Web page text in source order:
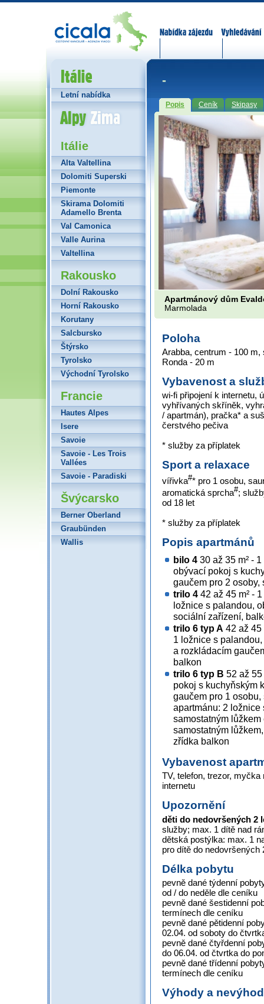
-
Popis Ceník Skipasy
Apartmánový dům
Marmolada
Poloha
Arabba, centrum - 100 m,
Ronda - 20 m
Vybavenost a
wi-fi připojení k internetu,
vyhřívaných skříněk,
/ apartmán), pračka* a
čerstvého pečiva
* služby za příplatek
Sport a relaxace
vířivka#* pro 1 osobu,
aromatická sprcha#;
od 18 let
* služby za příplatek
Popis apartmánů
bilo 4 30 až 35 m² -
obývací pokoj s
gaučem pro 2
trilo 4 42 až 45 m² -
ložnice s palandou,
sociální zařízení,
trilo 6 typ A 42 až 45
1 ložnice s
a rozkládacím
balkon
trilo 6 typ B 52 až
pokoj s kuchyňským
gaučem pro 1
apartmánu: 2
samostatným
samostatným
zřídka balkon
Vybavenost
TV, telefon, trezor,
internetu
Upozornění
děti do nedovršených 2
služby; max. 1 dítě nad
dětská postýlka: max. 1
pro dítě do nedovršených
Délka pobytu
pevně dané týdenní
od / do neděle dle ceníku
pevně dané šestidenní
termínech dle ceníku
pevně dané pětidenní
02.04. od soboty do
pevně dané čtyřdenní
do 06.04. od čtvrtka do
pevně dané třídenní
termínech dle ceníku
Výhody a
Itálie
Letní nabídka
Alpy Zima
Itálie
Alta Valtellina
Dolomiti Superski
Piemonte
Skirama Dolomiti
Adamello Brenta
Val Camonica
Valle Aurina
Valtellina
Rakousko
Dolní Rakousko
Horní Rakousko
Korutany
Salcbursko
Štýrsko
Tyrolsko
Východní Tyrolsko
Francie
Hautes Alpes
Isere
Savoie
Savoie - Les Trois
Vallées
Savoie - Paradiski
Švýcarsko
Berner Oberland
Graubünden
Wallis